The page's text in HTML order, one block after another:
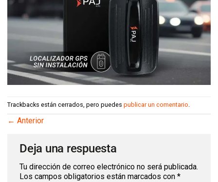
Trackbacks están cerrados, pero puedes publicar un comentario.
← Anterior
Deja una respuesta
Tu dirección de correo electrónico no será publicada.
Los campos obligatorios están marcados con *